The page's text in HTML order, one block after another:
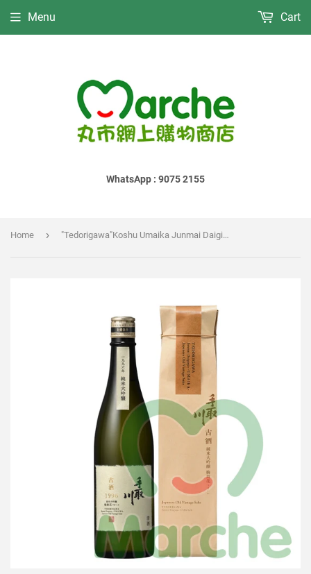
WhatsApp : 9075 2155
Menu Cart
Home › "Tedorigawa"Koshu Umaika Junmai Daiginjo 1996｜"手取川"古酒 梅舞花 純米大吟釀 1996｜"手取川"古酒 梅舞花 純米大吟醸 1996｜720ml